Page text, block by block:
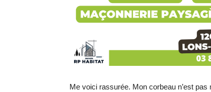
Me voici rassurée. Mon corbeau n’est pas